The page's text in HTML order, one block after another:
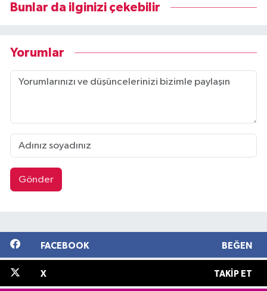
Bunlar da ilginizi çekebilir
Yorumlar
Gönder
FACEBOOK BEĞEN
X TAKIP ET